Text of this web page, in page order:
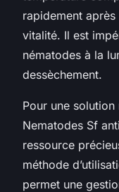
rapidement
vitalité. Il est
nématodes à la
dessèchement.
Pour une
Nematodes Sf
ressource
méthode
permet une